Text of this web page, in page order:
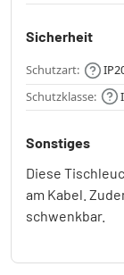
Sicherheit
Schutzart:
Schutzklasse:
Sonstiges
Diese
am Kabel.
schwenkbar.